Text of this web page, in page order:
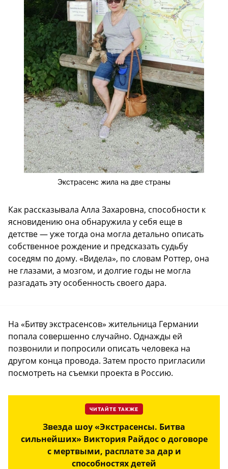
Экстрасенс жила на две страны
Как рассказывала Алла Захаровна, способности к
ясновидению она обнаружила у себя еще в
детстве — уже тогда она могла детально описать
собственное рождение и предсказать судьбу
соседям по дому. «Видела», по словам Роттер, она
не глазами, а мозгом, и долгие годы не могла
разгадать эту особенность своего дара.
На «Битву экстрасенсов» жительница Германии
попала совершенно случайно. Однажды ей
позвонили и попросили описать человека на
другом конца провода. Затем просто пригласили
посмотреть на съемки проекта в Россию.
ЧИТАЙТЕ ТАКЖЕ
Звезда шоу «Экстрасенсы. Битва
сильнейших» Виктория Райдос о договоре
с мертвыми, расплате за дар и
способностях детей